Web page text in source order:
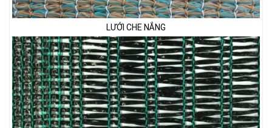
LƯỚI CHE NẮNG